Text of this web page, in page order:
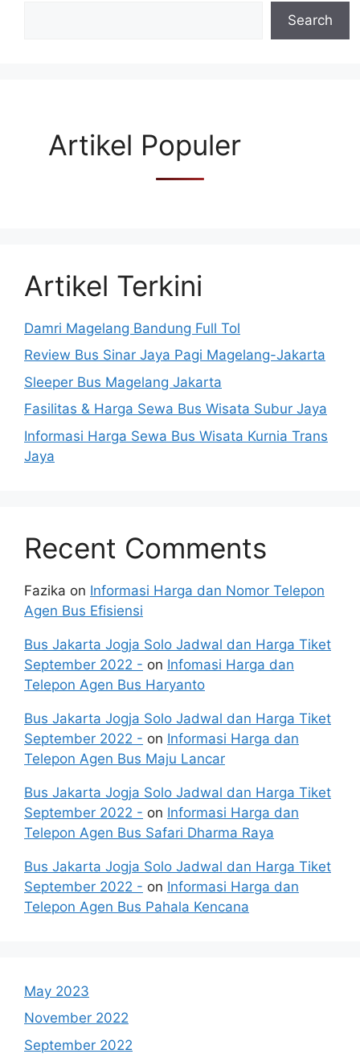
Search
Artikel Populer
Artikel Terkini
Damri Magelang Bandung Full Tol
Review Bus Sinar Jaya Pagi Magelang-Jakarta
Sleeper Bus Magelang Jakarta
Fasilitas & Harga Sewa Bus Wisata Subur Jaya
Informasi Harga Sewa Bus Wisata Kurnia Trans
Jaya
Recent Comments
Fazika on Informasi Harga dan Nomor Telepon
Agen Bus Efisiensi
Bus Jakarta Jogja Solo Jadwal dan Harga Tiket
September 2022 - on Infomasi Harga dan
Telepon Agen Bus Haryanto
Bus Jakarta Jogja Solo Jadwal dan Harga Tiket
September 2022 - on Informasi Harga dan
Telepon Agen Bus Maju Lancar
Bus Jakarta Jogja Solo Jadwal dan Harga Tiket
September 2022 - on Informasi Harga dan
Telepon Agen Bus Safari Dharma Raya
Bus Jakarta Jogja Solo Jadwal dan Harga Tiket
September 2022 - on Informasi Harga dan
Telepon Agen Bus Pahala Kencana
May 2023
November 2022
September 2022